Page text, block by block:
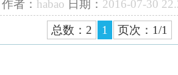
作者： habao 日期： 2016-07-30
总数：2 1 页次：1/1